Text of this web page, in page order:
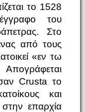
το 1528
του
Στο
από τους
«εν τω
Crusta το
και
στην επαρχία